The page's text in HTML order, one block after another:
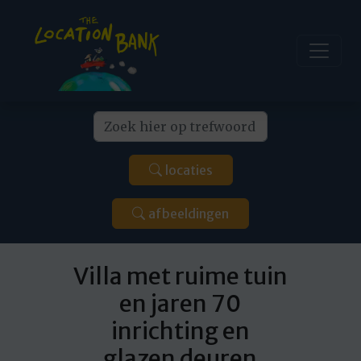
locaties
afbeeldingen
Villa met ruime tuin
en jaren 70
inrichting en